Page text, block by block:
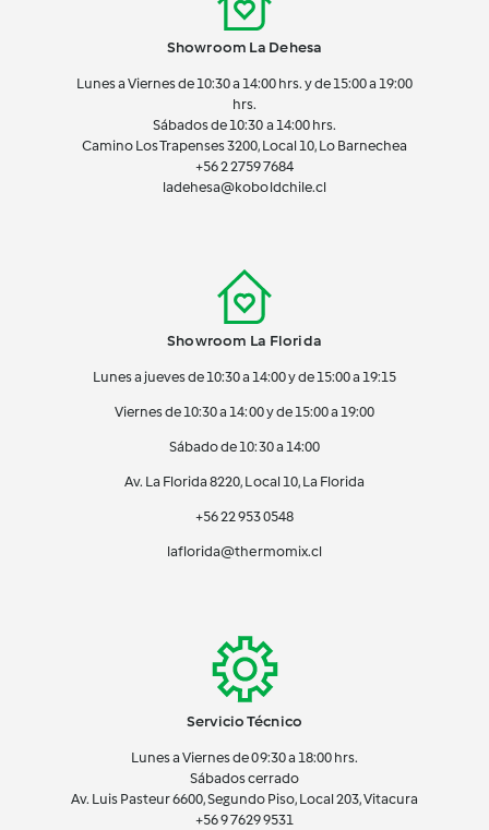
Showroom La Dehesa
Lunes a Viernes de 10:30 a 14:00 hrs. y de 15:00 a 19:00
hrs.
Sábados de 10:30 a 14:00 hrs.
Camino Los Trapenses 3200, Local 10, Lo Barnechea
+56 22759 7684
ladehesa@koboldchile.cl
Showroom La Florida
Lunes a jueves de 10:30 a 14:00 y de 15:00 a 19:15
Viernes de 10:30 a 14:00 y de 15:00 a 19:00
Sábado de 10:30 a 14:00
Av. La Florida 8220, Local 10, La Florida
+56 22 953 0548
laflorida@thermomix.cl
Servicio Técnico
Lunes a Viernes de 09:30 a 18:00 hrs.
Sábados cerrado
Av. Luis Pasteur 6600, Segundo Piso, Local 203, Vitacura
+56 9 7629 9531